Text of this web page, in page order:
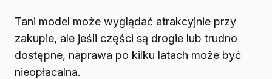
Tani model może wyglądać atrakcyjnie przy
zakupie, ale jeśli części są drogie lub trudno
dostępne, naprawa po kilku latach może być
nieopłacalna.